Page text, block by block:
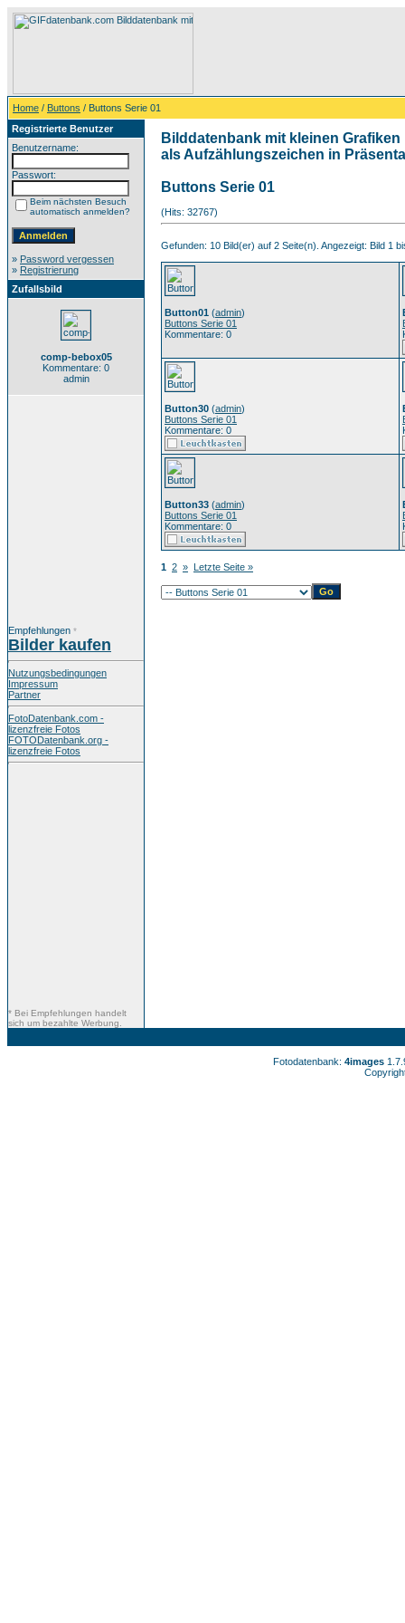
Home / Buttons / Buttons Serie 01
Registrierte Benutzer
Benutzername:
Passwort:
Beim nächsten Besuch
automatisch anmelden?
» Password vergessen
» Registrierung
Zufallsbild
comp-bebox05
Kommentare: 0
admin
Empfehlungen *
Bilder kaufen
Nutzungsbedingungen
Impressum
Partner
FotoDatenbank.com -
lizenzfreie Fotos
FOTODatenbank.org -
lizenzfreie Fotos
* Bei Empfehlungen handelt
sich um bezahlte Werbung.
Bilddatenbank mit kleinen
als Aufzählungszeichen in
Buttons Serie 01
(Hits: 32767)
Gefunden: 10 Bild(er) auf 2 Seite(n). Angezeigt: Bild 1
Button01 (admin)
Buttons Serie 01
Kommentare: 0
Button30 (admin)
Buttons Serie 01
Kommentare: 0
Button33 (admin)
Buttons Serie 01
Kommentare: 0
1 2 » Letzte Seite »
Fotodatenbank: 4images